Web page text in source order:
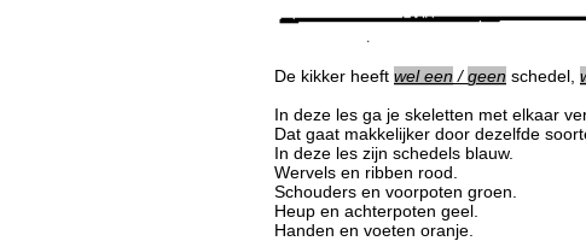
De kikker heeft wel een /geen schedel,
In deze les ga je skeletten met elkaar
Dat gaat makkelijker door dezelfde
In deze les zijn schedels blauw.
Wervels en ribben rood.
Schouders en voorpoten groen.
Heup en achterpoten geel.
Handen en voeten oranje.